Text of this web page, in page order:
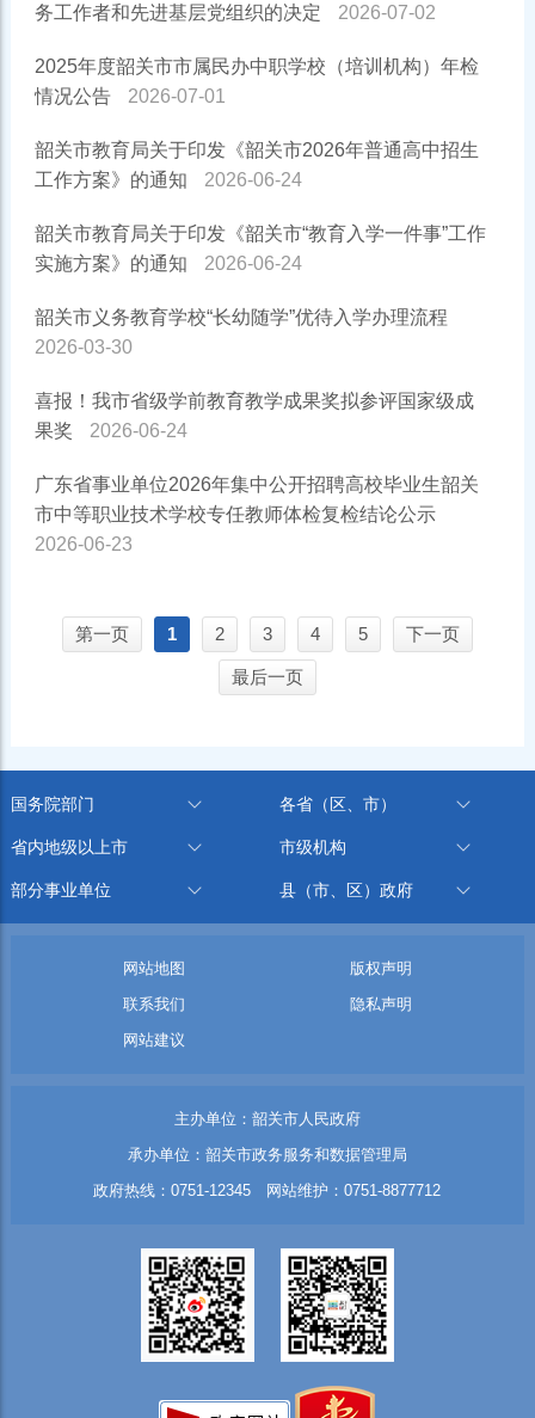
务工作者和先进基层党组织的决定
2026-07-02
2025年度韶关市市属民办中职学校（培训机构）年检
情况公告
2026-07-01
韶关市教育局关于印发《韶关市2026年普通高中招生
工作方案》的通知
2026-06-24
韶关市教育局关于印发《韶关市“教育入学一件事”工作
实施方案》的通知
2026-06-24
韶关市义务教育学校“长幼随学”优待入学办理流程
2026-03-30
喜报！我市省级学前教育教学成果奖拟参评国家级成
果奖
2026-06-24
广东省事业单位2026年集中公开招聘高校毕业生韶关
市中等职业技术学校专任教师体检复检结论公示
2026-06-23
第一页 1 2 3 4 5 下一页
最后一页
国务院部门 各省（区、市）
省内地级以上市 市级机构
部分事业单位 县（市、区）政府
网站地图
版权声明
联系我们
隐私声明
网站建议
主办单位：韶关市人民政府
承办单位：韶关市政务服务和数据管理局
政府热线：0751-12345 网站维护：0751-8877712